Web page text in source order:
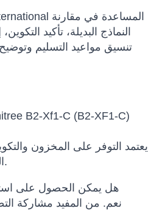
النماذج البديلة، تأكيد
تنسيق مواعيد التسليم
يعتمد التوفر على المخزون
المصنعة وبلد الوجهة.
هل يمكن الحصول على
نعم. من المفيد مشاركة